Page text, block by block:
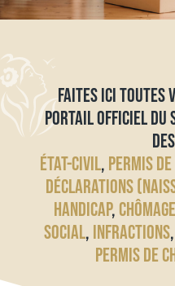
FAITES ICI TOUTES
PORTAIL OFFICIEL DU
ÉTAT-CIVIL, PERMIS
DÉCLARATIONS
HANDICAP, CHÔMAGE
SOCIAL, INFRACTIONS,
PERMIS DE